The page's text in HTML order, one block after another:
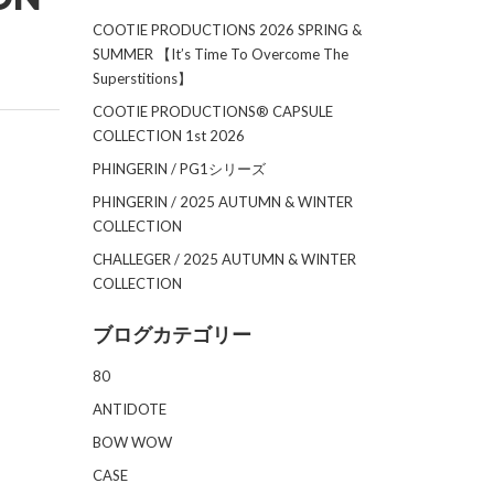
COOTIE PRODUCTIONS 2026 SPRING &
SUMMER 【It’s Time To Overcome The
Superstitions】
COOTIE PRODUCTIONS®︎ CAPSULE
COLLECTION 1st 2026
PHINGERIN / PG1シリーズ
PHINGERIN / 2025 AUTUMN & WINTER
COLLECTION
CHALLEGER / 2025 AUTUMN & WINTER
COLLECTION
ブログカテゴリー
80
ANTIDOTE
BOW WOW
CASE